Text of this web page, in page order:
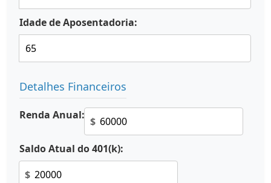
Idade de Aposentadoria:
Detalhes Financeiros
Renda Anual: $
Saldo Atual do 401(k):
$